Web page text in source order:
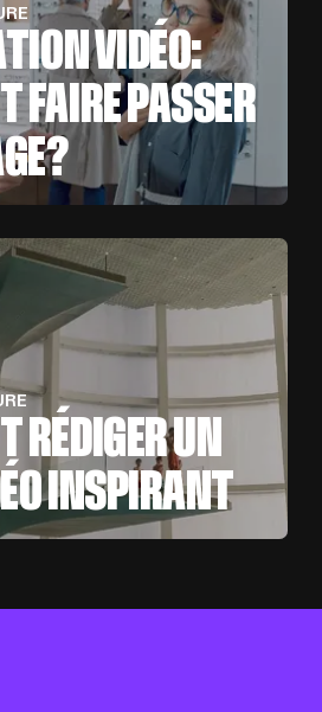
VIDÉO:
FAIRE PASSER
RÉDIGER UN
INSPIRANT